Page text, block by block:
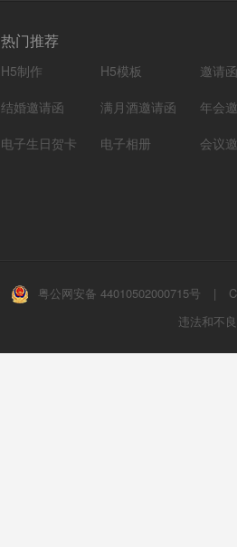
热门推荐
H5制作 H5模板
邀请
结婚邀请函
满月酒邀请函
年会
电子生日贺卡
电子相册 会议
粤公网安备 44010502000715号 |
违法和不